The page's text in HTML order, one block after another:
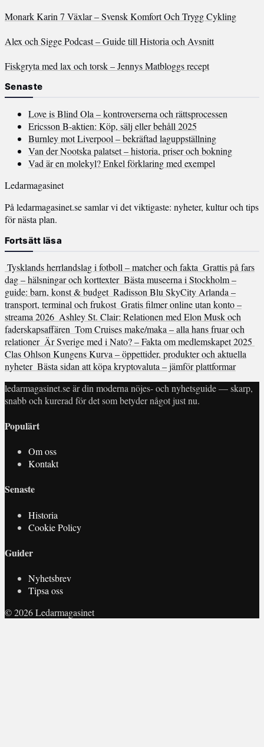
Monark Karin 7 Växlar – Svensk Komfort Och Trygg Cykling
Alex och Sigge Podcast – Guide till Historia och Avsnitt
Fiskgryta med lax och torsk – Jennys Matbloggs recept
Senaste
Love is Blind Ola – kontroverserna och rättsprocessen
Ericsson B-aktien: Köp, sälj eller behåll 2025
Burnley mot Liverpool – bekräftad laguppställning
Van der Nootska palatset – historia, priser och bokning
Vad är en molekyl? Enkel förklaring med exempel
Ledarmagasinet
På ledarmagasinet.se samlar vi det viktigaste: nyheter, kultur och tips
för nästa plan.
Fortsätt läsa
Tysklands herrlandslag i fotboll – matcher och fakta Grattis på fars
dag – hälsningar och korttexter Bästa museerna i Stockholm –
guide: barn, konst & budget Radisson Blu SkyCity Arlanda –
transport, terminal och frukost Gratis filmer online utan konto –
streama 2026 Ashley St. Clair: Relationen med Elon Musk och
faderskapsaffären Tom Cruises make/maka – alla hans fruar och
relationer Är Sverige med i Nato? – Fakta om medlemskapet 2025
Clas Ohlson Kungens Kurva – öppettider, produkter och aktuella
nyheter Bästa sidan att köpa kryptovaluta – jämför plattformar
ledarmagasinet.se är din moderna nöjes- och nyhetsguide — skarp,
snabb och kurerad för det som betyder något just nu.
Populärt
Om oss
Kontakt
Senaste
Historia
Cookie Policy
Guider
Nyhetsbrev
Tipsa oss
© 2026 Ledarmagasinet